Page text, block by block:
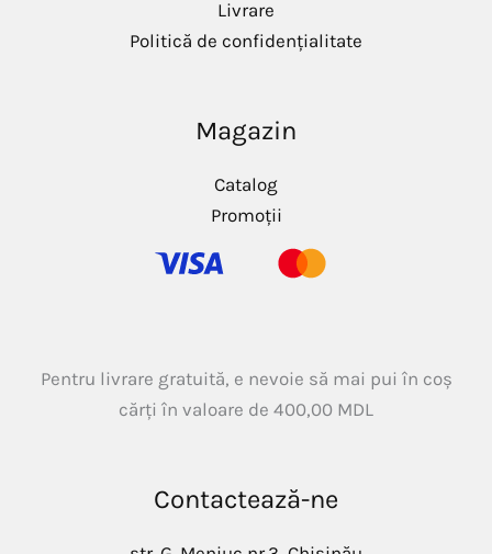
Livrare
Politică de confidențialitate
Magazin
Catalog
Promoții
Pentru livrare gratuită, e nevoie să mai pui în coș
cărți în valoare de 400,00 MDL
Contactează-ne